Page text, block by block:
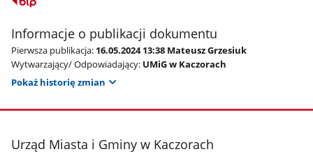
Informacje o publikacji dokumentu
Pierwsza publikacja: 16.05.2024 13:38 Mateusz Grzesiuk
Wytwarzający/ Odpowiadający: UMiG w Kaczorach
Pokaż historię zmian
stopka
Urząd Miasta i Gminy w Kaczorach